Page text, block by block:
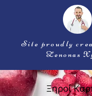
Site proudly
Zenonas
Ξηροί